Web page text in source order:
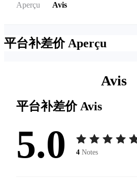
Aperçu Avis
平台补差价 Aperçu
Avis
平台补差价 Avis
5.0 4 Notes